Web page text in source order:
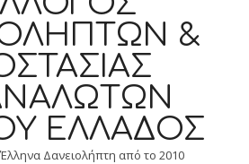
&
ΕΛΛΆΔΟΣ
Δανειολήπτη από το 2010